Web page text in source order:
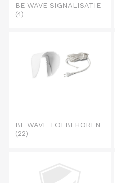
BE WAVE SIGNALISATIE
(4)
BE WAVE TOEBEHOREN
(22)